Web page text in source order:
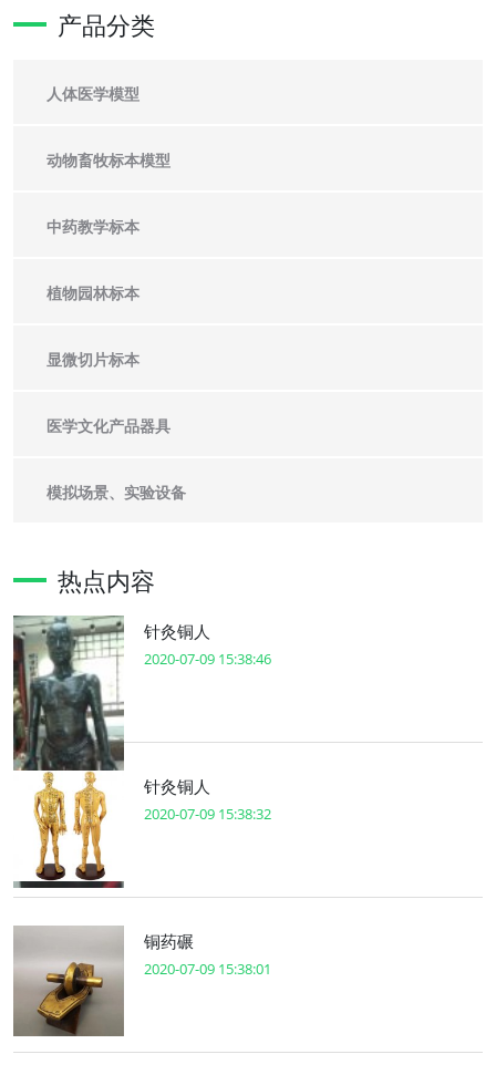
产品分类
人体医学模型
动物畜牧标本模型
中药教学标本
植物园林标本
显微切片标本
医学文化产品器具
模拟场景、实验设备
热点内容
针灸铜人
2020-07-09 15:38:46
针灸铜人
2020-07-09 15:38:32
铜药碾
2020-07-09 15:38:01